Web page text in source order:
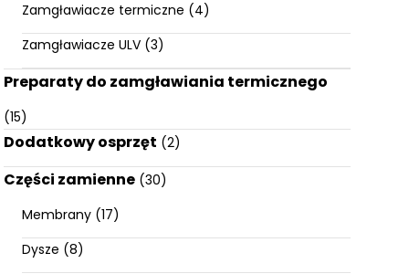
Zamgławiacze termiczne (4)
Zamgławiacze ULV (3)
Preparaty do zamgławiania termicznego
(15)
Dodatkowy osprzęt (2)
Części zamienne (30)
Membrany (17)
Dysze (8)